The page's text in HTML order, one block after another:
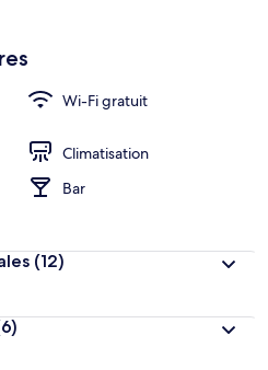
Wi-Fi gratuit
Climatisation
Bar
(12)